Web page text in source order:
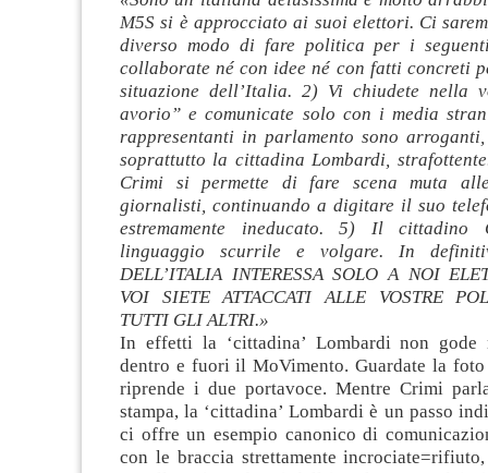
M5S si è approcciato ai suoi elettori. Ci
diverso modo di fare politica per i
collaborate né con idee né con fatti concreti
situazione dell’Italia. 2) Vi chiudete nella
avorio” e comunicate solo con i media
rappresentanti in parlamento sono
soprattutto la cittadina Lombardi,
Crimi si permette di fare scena muta
giornalisti, continuando a digitare il suo
estremamente ineducato. 5) Il
linguaggio scurrile e volgare. In
DELL’ITALIA INTERESSA SOLO A NOI
VOI SIETE ATTACCATI ALLE VOSTRE
TUTTI GLI ALTRI.»
In effetti la ‘cittadina’ Lombardi non gode
dentro e fuori il MoVimento. Guardate la
riprende i due portavoce. Mentre Crimi
stampa, la ‘cittadina’ Lombardi è un passo
ci offre un esempio canonico di
con le braccia strettamente